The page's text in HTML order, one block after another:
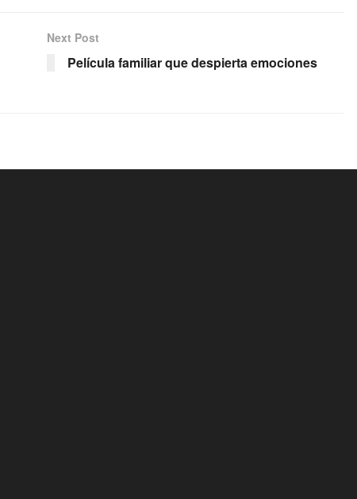
Next Post
Película familiar que despierta emociones